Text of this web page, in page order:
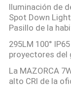
Iluminación de
Spot Down
Pasillo de la
295LM 100°
proyectores del
La MAZORCA
alto CRI de la